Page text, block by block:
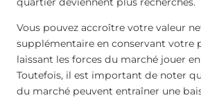
Vous pouvez accroître votre valeur
supplémentaire en conservant votre
laissant les forces du marché jouer
Toutefois, il est important de noter
du marché peuvent entraîner une